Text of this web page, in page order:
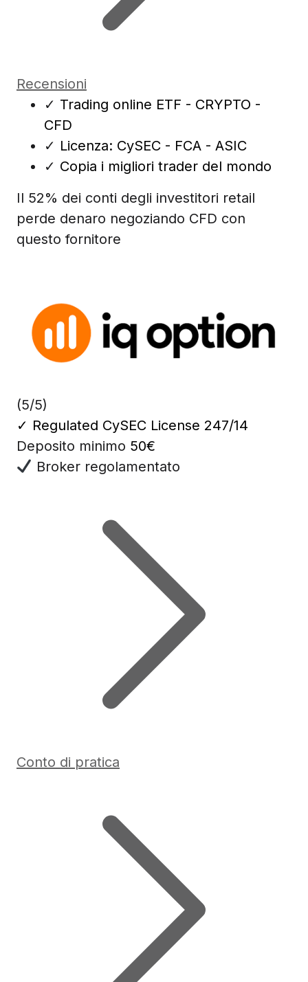
Recensioni
✓ Trading online ETF - CRYPTO -
CFD
✓ Licenza: CySEC - FCA - ASIC
✓ Copia i migliori trader del mondo
Il 52% dei conti degli investitori retail
perde denaro negoziando CFD con
questo fornitore
(5/5)
✓ Regulated CySEC License 247/14
Deposito minimo 50€
Broker regolamentato
Conto di pratica